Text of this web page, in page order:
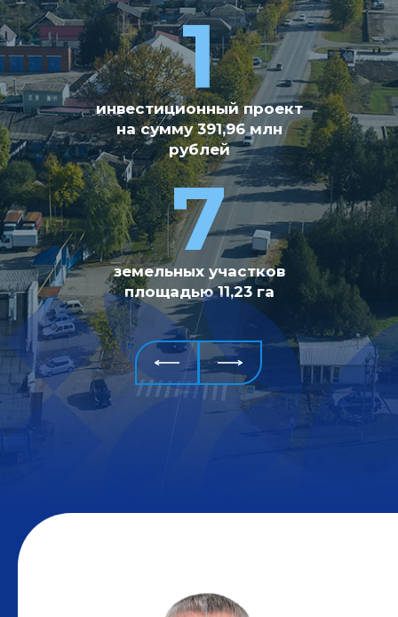
1
инвестиционный проект
на сумму 391,96 млн
рублей
7
земельных участков
площадью 11,23 га
43
проекта реализованоза
2013-2025гг. на общую
сумму 6,6 млрд рублей
2
инвестиционных
проекта вактивной
стадии реализации
настоящее время на
общуюсумму 230 млн
рублей